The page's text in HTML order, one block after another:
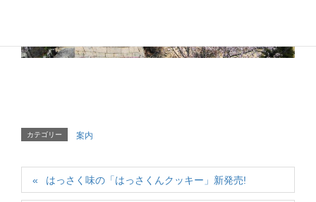
カテゴリー 案内
はっさく味の「はっさくんクッキー」新発売!